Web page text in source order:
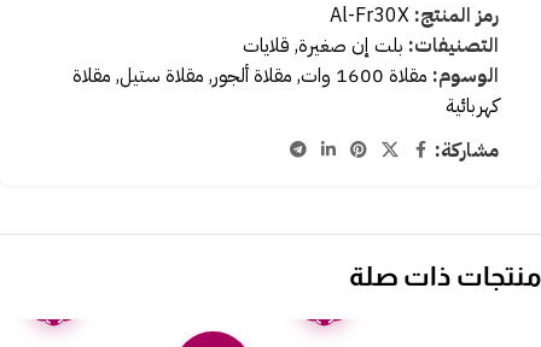
رمز المنتج: Al-Fr30X
التصنيفات: بلت إن صغيرة, قلايات
الوسوم: مقلاة 1600 وات , مقلاة ألجور, مقلاة ستيل, مقلاة
كهربائية
مشاركة:
منتجات ذات صلة